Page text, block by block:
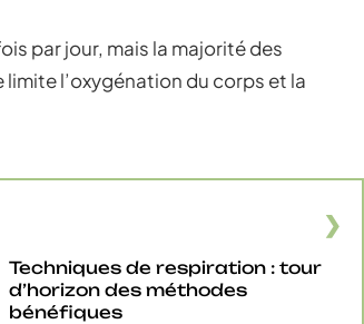
par jour, mais la majorité des
l’oxygénation du corps et la
Techniques de respiration : tour
d’horizon des méthodes
bénéfiques